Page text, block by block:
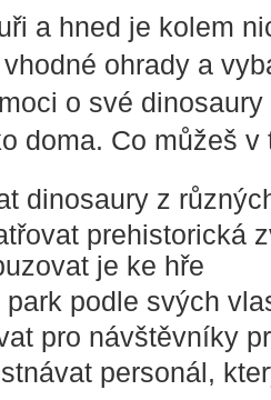
a hned je kolem
ohrady a
o své
doma. Co můžeš
dinosaury z
prehistorická
je ke hře
park podle svých
pro návštěvníky
personál,